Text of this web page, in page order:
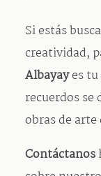
Si estás
creatividad,
Albayayes tu
recuerdos se
obras de
Contáctanos